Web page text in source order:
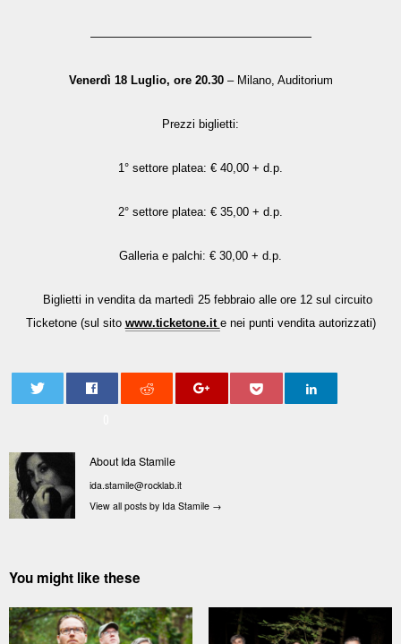
———————————————————
Venerdì 18 Luglio, ore 20.30– Milano, Auditorium
Prezzi biglietti:
1° settore platea: € 40,00 + d.p.
2° settore platea: € 35,00 + d.p.
Galleria e palchi: € 30,00 + d.p.
Biglietti in vendita da martedì 25 febbraio alle ore 12 sul circuito
Ticketone (sul sito www.ticketone.it e nei punti vendita autorizzati)
About Ida Stamile
ida.stamile@rocklab.it
View all posts by Ida Stamile →
You might like these